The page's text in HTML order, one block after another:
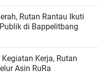
Rutan Rantau Ikuti
di Bappelitbang
Kerja, Rutan
Asin RuRa